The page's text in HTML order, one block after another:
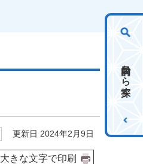
目的から探す
更新日 2024年2月9日
大きな文字で印刷